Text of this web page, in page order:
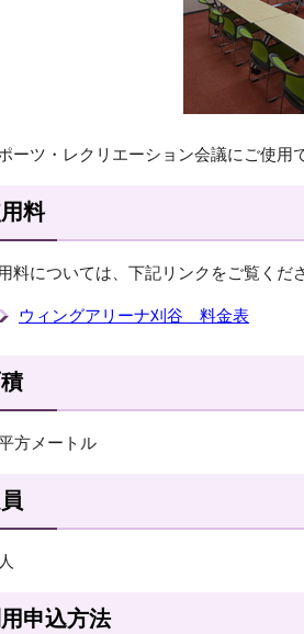
ーツ・レクリエーション会議にご使用
料
料については、下記リンクをご覧くだ
ウィングアリーナ刈谷 料金表
方メートル
申込方法